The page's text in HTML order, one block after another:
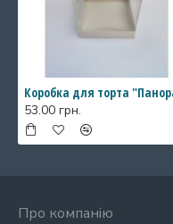
53.00 грн.
Про компанію